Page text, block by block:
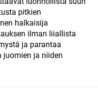
pitkien
halkaisija
ilman liiallista
ja parantaa
juomien ja niiden